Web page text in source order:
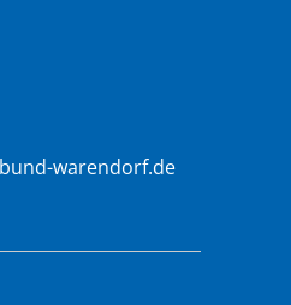
warendorf.de